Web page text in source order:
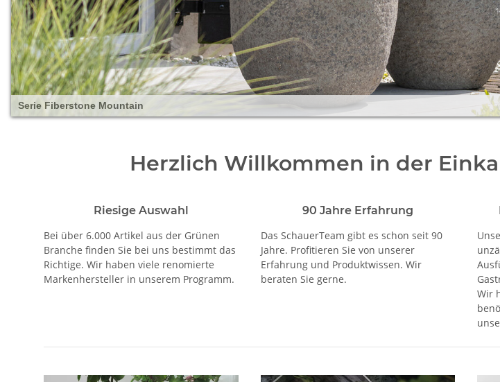
Serie Fiberstone Mountain
Herzlich Willkommen in der
Riesige Auswahl
Bei über 6.000 Artikel aus der Grünen
Branche finden Sie bei uns bestimmt das
Richtige. Wir haben viele renomierte
Markenhersteller in unserem Programm.
90 Jahre Erfahrung
Das SchauerTeam gibt es schon seit 90
Jahre. Profitieren Sie von unserer
Erfahrung und Produktwissen. Wir
beraten Sie gerne.
Wir